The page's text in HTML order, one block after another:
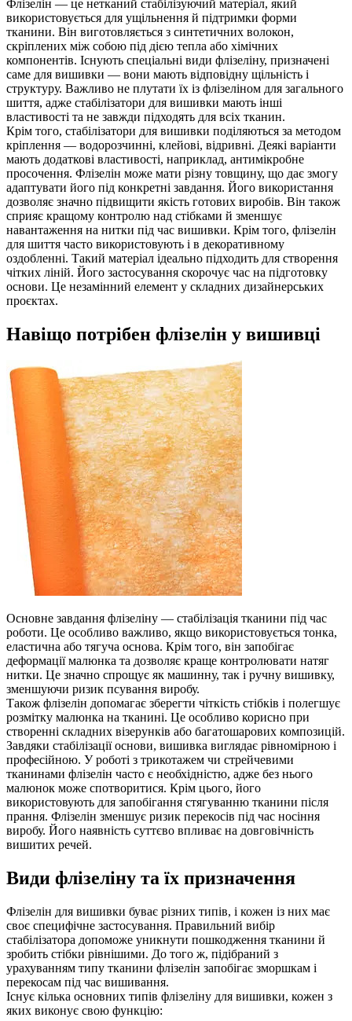
Флізелін — це нетканий стабілізуючий матеріал, який
використовується для ущільнення й підтримки форми
тканини. Він виготовляється з синтетичних волокон,
скріплених між собою під дією тепла або хімічних
компонентів. Існують спеціальні види флізеліну, призначені
саме для вишивки — вони мають відповідну щільність і
структуру. Важливо не плутати їх із флізеліном для загального
шиття, адже стабілізатори для вишивки мають інші
властивості та не завжди підходять для всіх тканин.
Крім того, стабілізатори для вишивки поділяються за методом
кріплення — водорозчинні, клейові, відривні. Деякі варіанти
мають додаткові властивості, наприклад, антимікробне
просочення. Флізелін може мати різну товщину, що дає змогу
адаптувати його під конкретні завдання. Його використання
дозволяє значно підвищити якість готових виробів. Він також
сприяє кращому контролю над стібками й зменшує
навантаження на нитки під час вишивки. Крім того, флізелін
для шиття часто використовують і в декоративному
оздобленні. Такий матеріал ідеально підходить для створення
чітких ліній. Його застосування скорочує час на підготовку
основи. Це незамінний елемент у складних дизайнерських
проєктах.
Навіщо потрібен флізелін у вишивці
Основне завдання флізеліну — стабілізація тканини під час
роботи. Це особливо важливо, якщо використовується тонка,
еластична або тягуча основа. Крім того, він запобігає
деформації малюнка та дозволяє краще контролювати натяг
нитки. Це значно спрощує як машинну, так і ручну вишивку,
зменшуючи ризик псування виробу.
Також флізелін допомагає зберегти чіткість стібків і полегшує
розмітку малюнка на тканині. Це особливо корисно при
створенні складних візерунків або багатошарових композицій.
Завдяки стабілізації основи, вишивка виглядає рівномірною і
професійною. У роботі з трикотажем чи стрейчевими
тканинами флізелін часто є необхідністю, адже без нього
малюнок може спотворитися. Крім цього, його
використовують для запобігання стягуванню тканини після
прання. Флізелін зменшує ризик перекосів під час носіння
виробу. Його наявність суттєво впливає на довговічність
вишитих речей.
Види флізеліну та їх призначення
Флізелін для вишивки буває різних типів, і кожен із них має
своє специфічне застосування. Правильний вибір
стабілізатора допоможе уникнути пошкодження тканини й
зробить стібки рівнішими. До того ж, підібраний з
урахуванням типу тканини флізелін запобігає зморшкам і
перекосам під час вишивання.
Існує кілька основних типів флізеліну для вишивки, кожен з
яких виконує свою функцію: